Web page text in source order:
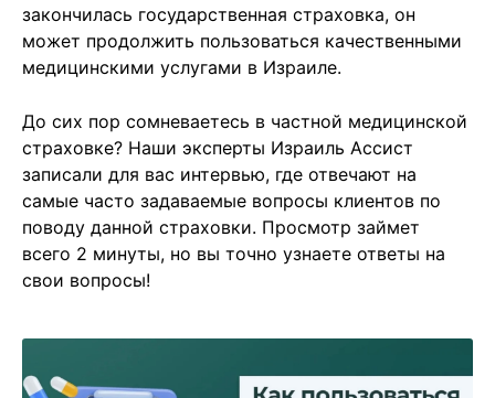
закончилась государственная страховка, он
может продолжить пользоваться качественными
медицинскими услугами в Израиле.
До сих пор сомневаетесь в частной медицинской
страховке? Наши эксперты Израиль Ассист
записали для вас интервью, где отвечают на
самые часто задаваемые вопросы клиентов по
поводу данной страховки. Просмотр займет
всего 2 минуты, но вы точно узнаете ответы на
свои вопросы!